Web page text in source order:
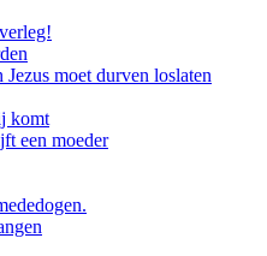
moet durven loslaten
komt
een moeder